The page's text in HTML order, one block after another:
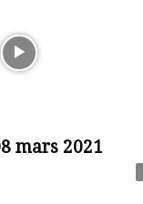
mars 2021